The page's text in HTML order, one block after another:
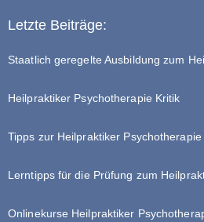
Letzte Beiträge:
Staatlich geregelte Ausbildung zum
Heilpraktiker Psychotherapie Kritik
Tipps zur Heilpraktiker
Lerntipps für die Prüfung zum
Onlinekurse Heilpraktiker